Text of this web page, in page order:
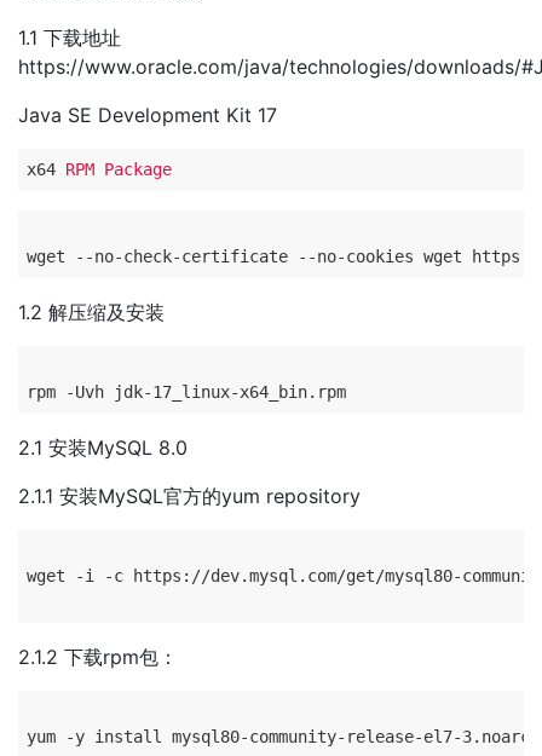
1.1 下载地址
https://www.oracle.com/java/technologies/downloads/
Java SE Development Kit 17
x64 RPM Package
1.2 解压缩及安装
2.1 安装MySQL 8.0
2.1.1 安装MySQL官方的yum repository
wget -i -c https://dev.mysql.com/get/mysql80-
2.1.2 下载rpm包：
yum -y install mysql80-community-release-el7-